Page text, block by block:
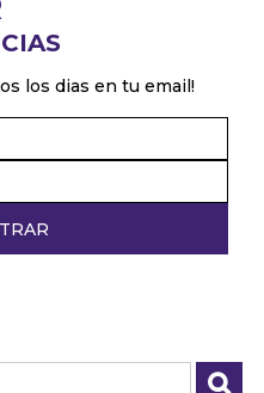
los dias en tu email!